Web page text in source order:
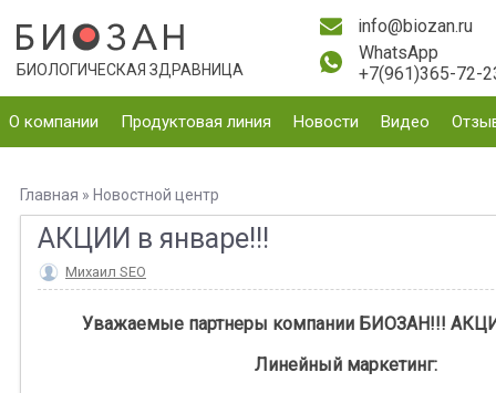
БИОЛОГИЧЕСКАЯ ЗДРАВНИЦА
info@biozan.ru
WhatsApp
+7(961)365-72-
О компании Продуктовая линия Новости Видео
Главная » Новостной центр
АКЦИИ в январе!!!
Михаил SEO
Уважаемые партнеры компании БИОЗАН!!!
Линейный маркетинг: